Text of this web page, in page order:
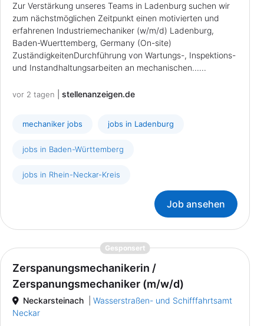
Zur Verstärkung unseres Teams in Ladenburg suchen wir
zum nächstmöglichen Zeitpunkt einen motivierten und
erfahrenen Industriemechaniker (w/m/d) Ladenburg,
Baden-Wuerttemberg, Germany (On-site)
ZuständigkeitenDurchführung von Wartungs-, Inspektions-
und Instandhaltungsarbeiten an mechanischen......
vor 2 tagen stellenanzeigen.de
mechaniker jobs jobs in Ladenburg
jobs in Baden-Württemberg
jobs in Rhein-Neckar-Kreis
Job ansehen
Gesponsert{prompt.job}
Zerspanungsmechanikerin /
Zerspanungsmechaniker (m/w/d)
Neckarsteinach
Wasserstraßen- und Schifffahrtsamt
Neckar